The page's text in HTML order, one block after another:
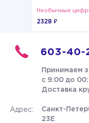
Необычные
2328 ₽
603-40-
Принимаем
с 9:00 до
Доставка
Адрес:
Санкт-
23Е